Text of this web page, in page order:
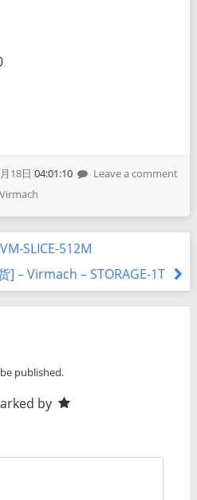
18日 04:01:10
Leave a comment
Virmach
SLICE-512M
] – Virmach – STORAGE-1T
published.
by